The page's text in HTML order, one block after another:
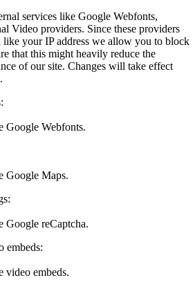
services like Google Webfonts,
Video providers. Since these providers
like your IP address we allow you to block
that this might heavily reduce the
of our site. Changes will take effect
Google Webfonts.
Google Maps.
Google reCaptcha.
embeds:
video embeds.